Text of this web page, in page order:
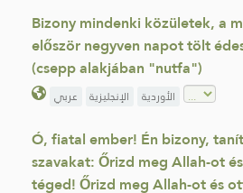
Bizony mindenki közületek, a
először negyven napot tölt
(csepp alakjában "nutfa")
عربي الإنجليزية الأوردية
Ó, fiatal ember! Én bizony,
szavakat: Őrizd meg Allah-ot
téged! Őrizd meg Allah-ot és